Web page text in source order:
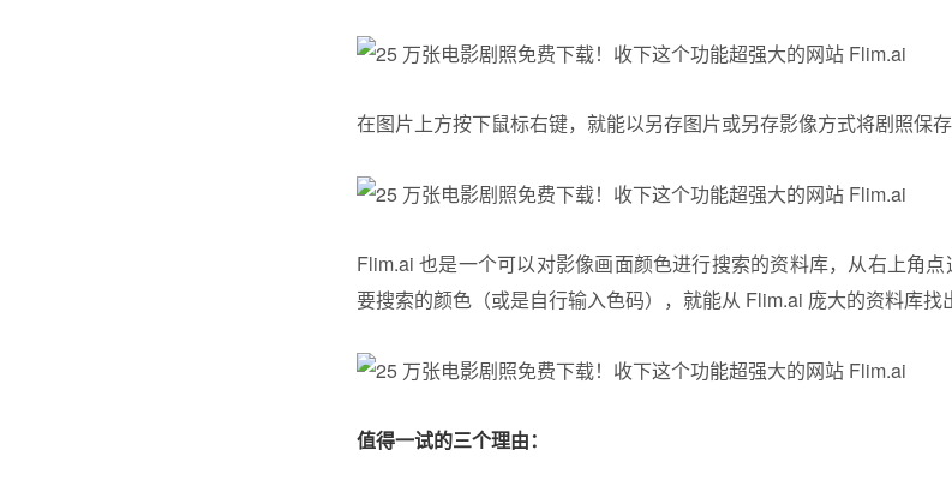
在图片上方按下鼠标右键，就能以另存图片或另存影像方式将剧照保存
Flim.ai 也是一个可以对影像画面颜色进行搜索的资料库，从右上角
要搜索的颜色（或是自行输入色码），就能从 Flim.ai 庞大的资料库找
值得一试的三个理由：